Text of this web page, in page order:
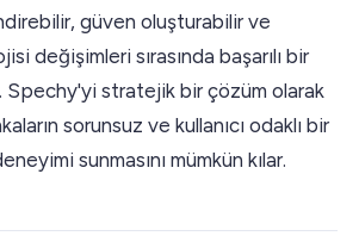
güven oluşturabilir ve
değişimleri sırasında başarılı bir
Spechy'yi stratejik bir çözüm olarak
sorunsuz ve kullanıcı odaklı bir
sunmasını mümkün kılar.